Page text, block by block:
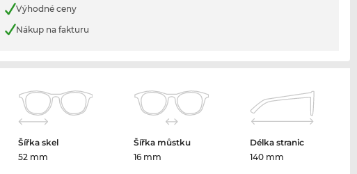
Výhodné ceny
Nákup na fakturu
Šířka skel
52 mm
Šířka můstku
16 mm
Délka stranic
140 mm